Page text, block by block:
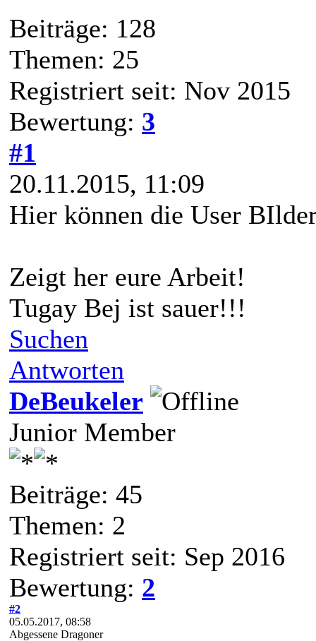
Beiträge: 128
Themen: 25
Registriert seit: Nov 2015
Bewertung: 3
#1
20.11.2015, 11:09
Hier können die User
Zeigt her eure Arbeit!
Tugay Bej ist sauer!!!
Suchen
Antworten
DeBeukeler
Junior Member
Beiträge: 45
Themen: 2
Registriert seit: Sep 2016
Bewertung: 2
#2
05.05.2017, 08:58
Abgessene Dragoner